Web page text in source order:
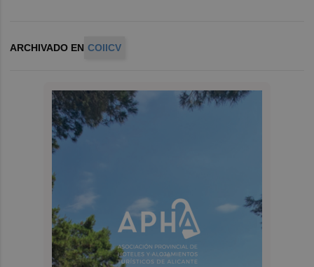
ARCHIVADO EN COIICV